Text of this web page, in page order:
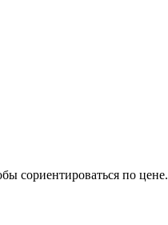
сориентироваться по цене.